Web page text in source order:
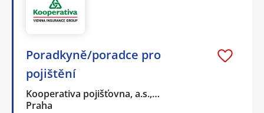
Poradkyně/poradce pro
pojištění
Kooperativa pojišťovna, a.s.,…
Praha